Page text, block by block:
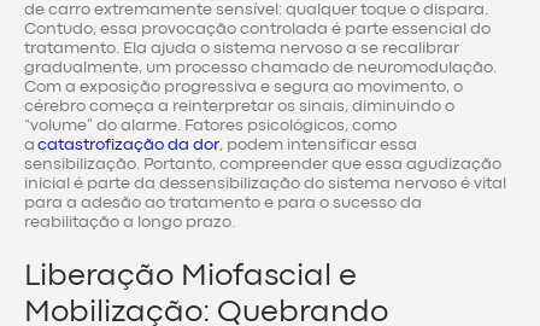
de carro extremamente sensível: qualquer toque o dispara.
Contudo, essa provocação controlada é parte essencial do
tratamento. Ela ajuda o sistema nervoso a se recalibrar
gradualmente, um processo chamado de neuromodulação.
Com a exposição progressiva e segura ao movimento, o
cérebro começa a reinterpretar os sinais, diminuindo o
“volume” do alarme. Fatores psicológicos, como
a catastrofização da dor, podem intensificar essa
sensibilização. Portanto, compreender que essa agudização
inicial é parte da dessensibilização do sistema nervoso é vital
para a adesão ao tratamento e para o sucesso da
reabilitação a longo prazo.
Liberação Miofascial e
Mobilização: Quebrando